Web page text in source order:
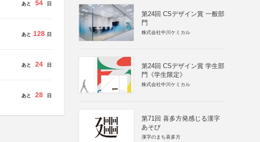
あと 54 日
あと 128 日
あと 24 日
あと 28 日
第24回 CSデザイン賞 一般部
門
株式会社中川ケミカル
第24回 CSデザイン賞 学生部
門《学生限定》
株式会社中川ケミカル
第71回 喜多方発感じる漢字
あそび
漢字のまち喜多方